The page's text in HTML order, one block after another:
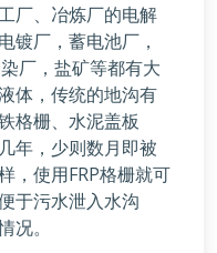
厂、冶炼厂的电解
镀厂，蓄电池厂，
厂，盐矿等都有大
体，传统的地沟有
格栅、水泥盖板
年，少则数月即被
，使用FRP格栅就可
于污水泄入水沟
况。